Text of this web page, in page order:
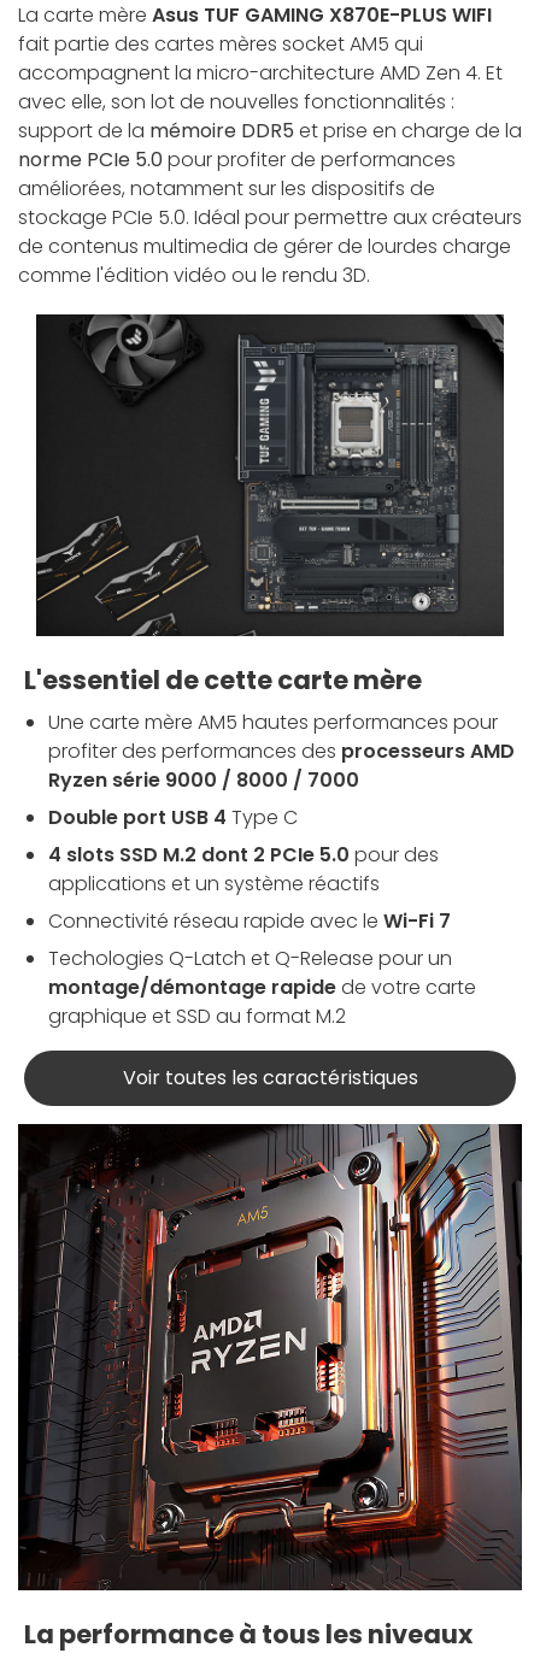
La carte mère Asus TUF GAMING X870E-PLUS WIFI
fait partie des cartes mères socket AM5 qui
accompagnent la micro-architecture AMD Zen 4. Et
avec elle, son lot de nouvelles fonctionnalités :
support de la mémoire DDR5 et prise en charge de la
norme PCIe 5.0pour profiter de performances
améliorées, notamment sur les dispositifs de
stockage PCIe 5.0. Idéal pour permettre aux créateurs
de contenus multimedia de gérer de lourdes charge
comme l'édition vidéo ou le rendu 3D.
L'essentiel de cette carte mère
Une carte mère AM5 hautes performances pour
profiter des performances des processeurs AMD
Ryzen série 9000 / 8000 / 7000
Double port USB 4 Type C
4 slots SSD M.2 dont 2 PCIe 5.0 pour des
applications et un système réactifs
Connectivité réseau rapide avec le Wi-Fi 7
Techologies Q-Latch et Q-Release pour un
montage/démontage rapidede votre carte
graphique et SSD au format M.2
Voir toutes les caractéristiques
La performance à tous les niveaux